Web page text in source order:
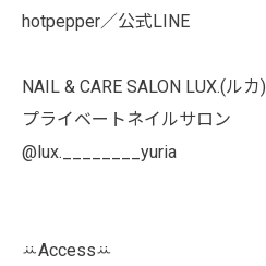
hotpepper／公式LINE
NAIL & CARE SALON LUX.(ルカ)
プライベートネイルサロン
@lux.________yuria
ꕁAccessꕁ